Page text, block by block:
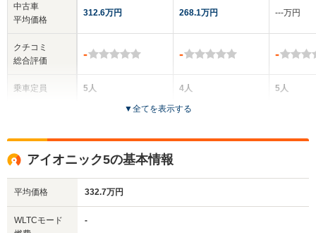
中古車
平均価格
クチコミ
総合評価
乗車定員
サイズ
312.6万円
-
5人
全高
1.59m
268.1万円
-
4人
5ドア
‐‐‐万円
-
5人
▼全てを表示する
アイオニック5の基本情報
平均価格 332.7万円
WLTCモード
-